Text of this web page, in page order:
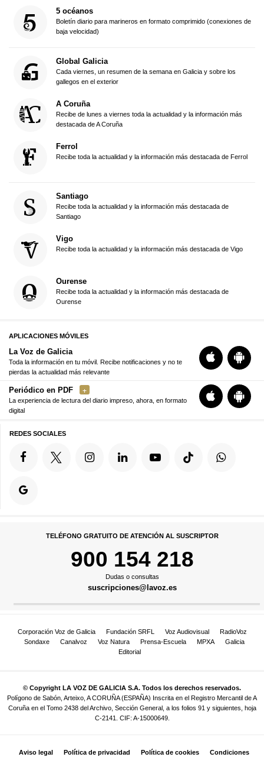
5 océanos
Boletín diario para marineros en formato comprimido (conexiones de
baja velocidad)
Global Galicia
Cada viernes, un resumen de la semana en Galicia y sobre los
gallegos en el exterior
A Coruña
Recibe de lunes a viernes toda la actualidad y la información más
destacada de A Coruña
Ferrol
Recibe toda la actualidad y la información más destacada de Ferrol
Santiago
Recibe toda la actualidad y la información más destacada de
Santiago
Vigo
Recibe toda la actualidad y la información más destacada de Vigo
Ourense
Recibe toda la actualidad y la información más destacada de
Ourense
APLICACIONES MÓVILES
La Voz de Galicia
Toda la información en tu móvil. Recibe notificaciones y no te
pierdas la actualidad más relevante
Periódico en PDF
La experiencia de lectura del diario impreso, ahora, en formato
digital
REDES SOCIALES
TELÉFONO GRATUITO DE ATENCIÓN AL SUSCRIPTOR
900 154 218
Dudas o consultas
suscripciones@lavoz.es
Corporación Voz de Galicia Fundación SRFL Voz Audiovisual
RadioVoz
Sondaxe
Canalvoz Voz Natura Prensa-Escuela MPXA
Galicia
Editorial
© Copyright LA VOZ DE GALICIA S.A. Todos los derechos reservados.
Polígono de Sabón, Arteixo, A CORUÑA (ESPAÑA) Inscrita en el Registro Mercantil de A
Coruña en el Tomo 2438 del Archivo, Sección General, a los folios 91 y siguientes, hoja
C-2141. CIF: A-15000649.
Aviso legal Política de privacidad Política de cookies Condiciones